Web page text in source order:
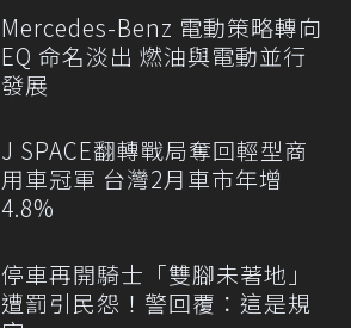
Mercedes-Benz 電動策略轉向
EQ 命名淡出 燃油與電動並行
發展
J SPACE翻轉戰局奪回輕型商
用車冠軍 台灣2月車市年增
4.8%
停車再開騎士「雙腳未著地」
遭罰引民怨！警回覆：這是規